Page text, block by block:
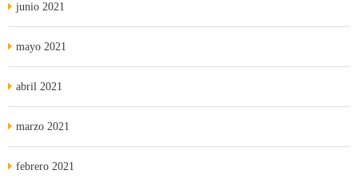
junio 2021
mayo 2021
abril 2021
marzo 2021
febrero 2021